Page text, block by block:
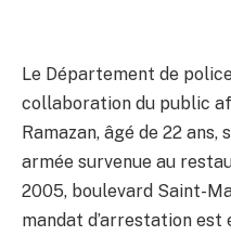
Le Département de
collaboration du public
Ramazan, âgé de 22 ans,
armée survenue au
2005, boulevard Saint-
mandat d’arrestation est